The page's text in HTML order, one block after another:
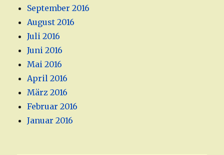
September 2016
August 2016
Juli 2016
Juni 2016
Mai 2016
April 2016
März 2016
Februar 2016
Januar 2016